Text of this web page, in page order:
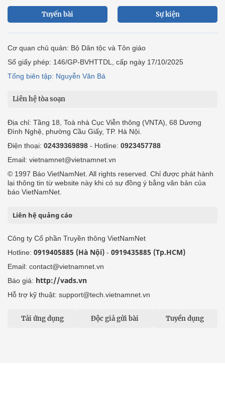
Tuyến bài Sự kiện
Cơ quan chủ quản: Bộ Dân tộc và Tôn giáo
Số giấy phép: 146/GP-BVHTTDL, cấp ngày 17/10/2025
Tổng biên tập: Nguyễn Văn Bá
Liên hệ tòa soạn
Địa chỉ: Tầng 18, Toà nhà Cục Viễn thông (VNTA), 68 Dương
Đình Nghệ, phường Cầu Giấy, TP. Hà Nội.
Điện thoại: 02439369898 - Hotline: 0923457788
Email: vietnamnet@vietnamnet.vn
© 1997 Báo VietNamNet. All rights reserved. Chỉ được phát hành
lại thông tin từ website này khi có sự đồng ý bằng văn bản của
báo VietNamNet.
Liên hệ quảng cáo
Công ty Cổ phần Truyền thông VietNamNet
Hotline: 0919405885 (Hà Nội) - 0919435885 (Tp.HCM)
Email: contact@vietnamnet.vn
Báo giá: http://vads.vn
Hỗ trợ kỹ thuật: support@tech.vietnamnet.vn
Tải ứng dụng Độc giả gửi bài Tuyển dụng